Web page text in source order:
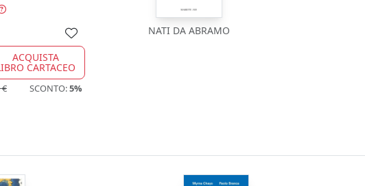
ACQUISTA
CARTACEO
€ SCONTO:5%
NATI DA ABRAMO